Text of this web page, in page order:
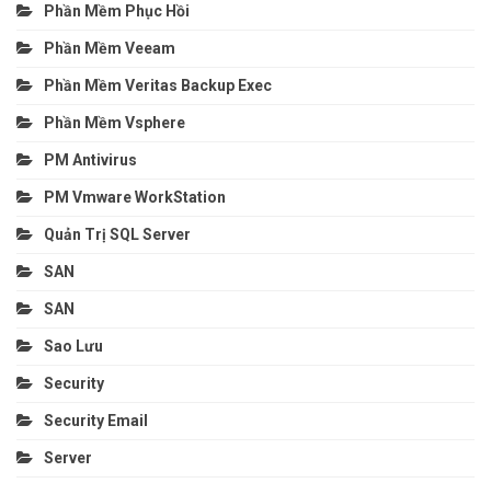
Phần Mềm Phục Hồi
Phần Mềm Veeam
Phần Mềm Veritas Backup Exec
Phần Mềm Vsphere
PM Antivirus
PM Vmware WorkStation
Quản Trị SQL Server
SAN
SAN
Sao Lưu
Security
Security Email
Server